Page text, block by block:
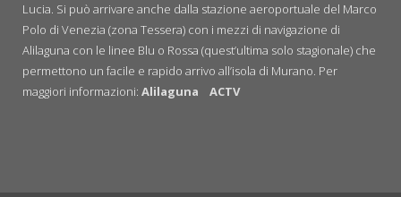
Lucia. Si può arrivare anche dalla stazione aeroportuale del Marco
Polo di Venezia (zona Tessera) con i mezzi di navigazione di
Alilaguna con le linee Blu o Rossa (quest’ultima solo stagionale) che
permettono un facile e rapido arrivo all’isola di Murano. Per
maggiori informazioni: Alilaguna ACTV